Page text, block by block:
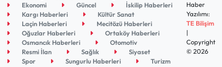
Ekonomi
Güncel
İskilip Haberleri
Kargı Haberleri
Kültür Sanat
Laçin Haberleri
Mecitözü Haberleri
Oğuzlar Haberleri
Ortaköy Haberleri
Osmancık Haberleri
Otomotiv
Resmi İlan
Sağlık
Siyaset
Spor
Sungurlu Haberleri
Turizm
Haber
Yazılımı:
TE Bilişim
|
Copyright
© 2026